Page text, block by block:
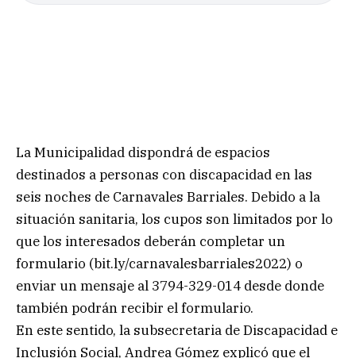
La Municipalidad dispondrá de espacios
destinados a personas con discapacidad en las
seis noches de Carnavales Barriales. Debido a la
situación sanitaria, los cupos son limitados por lo
que los interesados deberán completar un
formulario (bit.ly/carnavalesbarriales2022) o
enviar un mensaje al 3794-329-014 desde donde
también podrán recibir el formulario.
En este sentido, la subsecretaria de Discapacidad e
Inclusión Social, Andrea Gómez explicó que el